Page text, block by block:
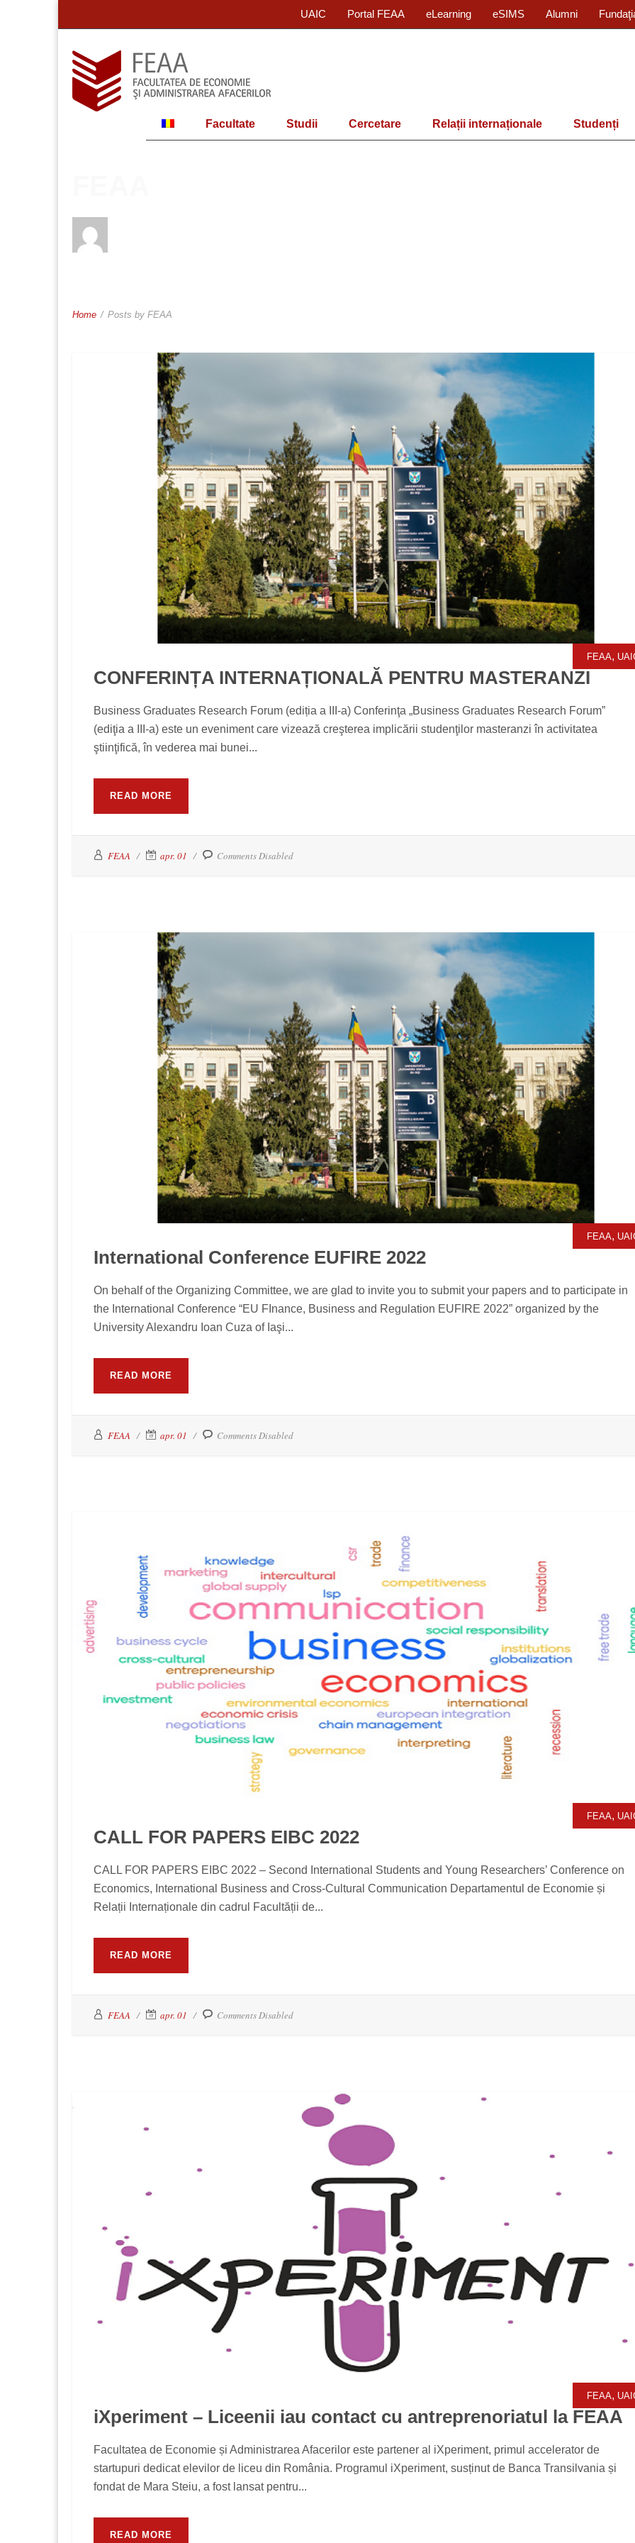
UAIC Portal FEAA eLearning eSIMS Alumni
Facultate Studii Cercetare Relații internaționale Studenți
Home / Posts by FEAA
FEAA,
CONFERINȚA INTERNAȚIONALĂ PENTRU MASTERANZI
Business Graduates Research Forum (ediția a III-a) Conferinţa „Business Graduates Research Forum”
(ediţia a III-a) este un eveniment care vizează creşterea implicării studenţilor masteranzi în activitatea
ştiinţifică, în vederea mai bunei...
READ MORE
FEAA apr. 01 Comments Disabled
FEAA,
International Conference EUFIRE 2022
On behalf of the Organizing Committee, we are glad to invite you to submit your papers and to participate in
the International Conference “EU FInance, Business and Regulation EUFIRE 2022” organized by the
University Alexandru Ioan Cuza of Iaşi...
READ MORE
FEAA apr. 01 Comments Disabled
FEAA,
CALL FOR PAPERS EIBC 2022
CALL FOR PAPERS EIBC 2022 – Second International Students and Young Researchers’ Conference on
Economics, International Business and Cross-Cultural Communication Departamentul de Economie și
Relații Internaționale din cadrul Facultății de...
READ MORE
FEAA apr. 01 Comments Disabled
FEAA,
iXperiment – Liceenii iau contact cu antreprenoriatul la FEAA
Facultatea de Economie și Administrarea Afacerilor este partener al iXperiment, primul accelerator de
startupuri dedicat elevilor de liceu din România. Programul iXperiment, susținut de Banca Transilvania și
fondat de Mara Steiu, a fost lansat pentru...
READ MORE